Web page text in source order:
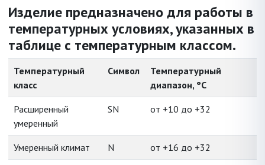
Изделие предназначено для работы в
температурных условиях, указанных в
таблице с температурным классом.
Температурный
класс
Символ
Температурный
диапазон, °C
Расширенный
умеренный
SN от +10 до +32
Умеренный климат N от +16 до +32